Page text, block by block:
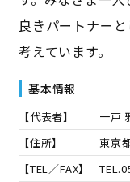
良きパートナー
考えています。
基本情報
【代表者】 一戸
【住所】
東京
【TEL／FAX】
TEL.